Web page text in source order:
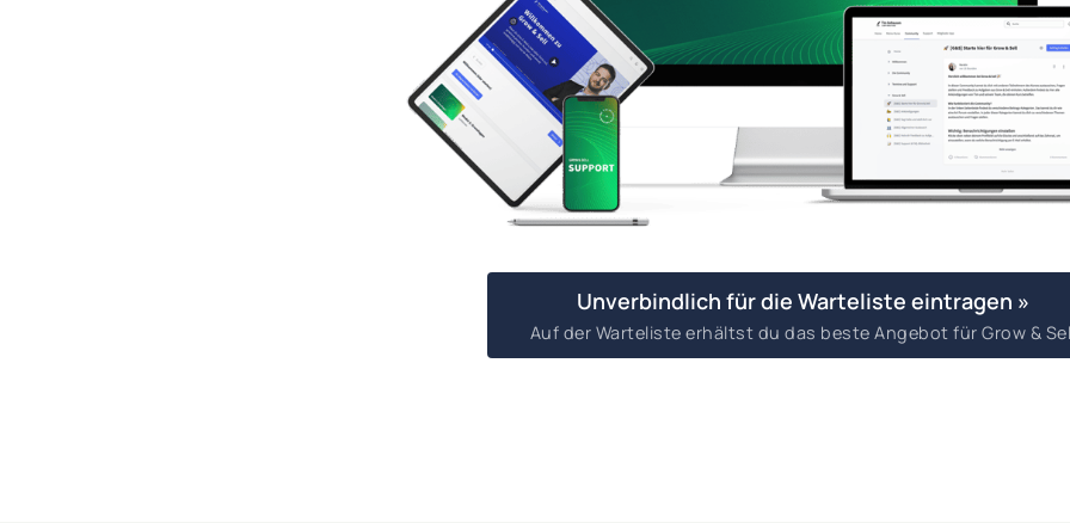
Unverbindlich für die Warteliste eintragen »
Auf der Warteliste erhältst du das beste Angebot für Grow &